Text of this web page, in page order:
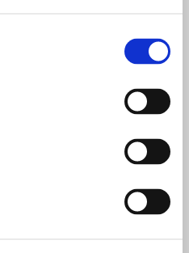
is a My First I Can
it’s perfect for shared
adventures in I Am
Loves Halloween!,
Otter: The Best Job
există recenzii
and illustrating stories
on the blog I Am Otter: